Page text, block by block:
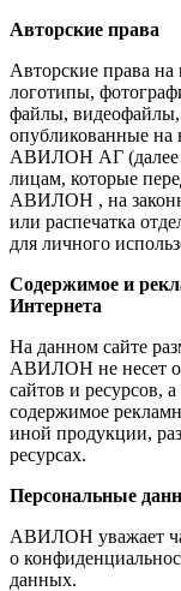
Авторские права
Авторские права на
логотипы,
файлы,
опубликованные
АВИЛОН АГ (далее
лицам, которые
АВИЛОН , на
или распечатка
для личного
Содержимое и
Интернета
На данном сайте
АВИЛОН не несет
сайтов и ресурсов,
содержимое
иной продукции,
ресурсах.
Персональные
АВИЛОН уважает
о
данных.